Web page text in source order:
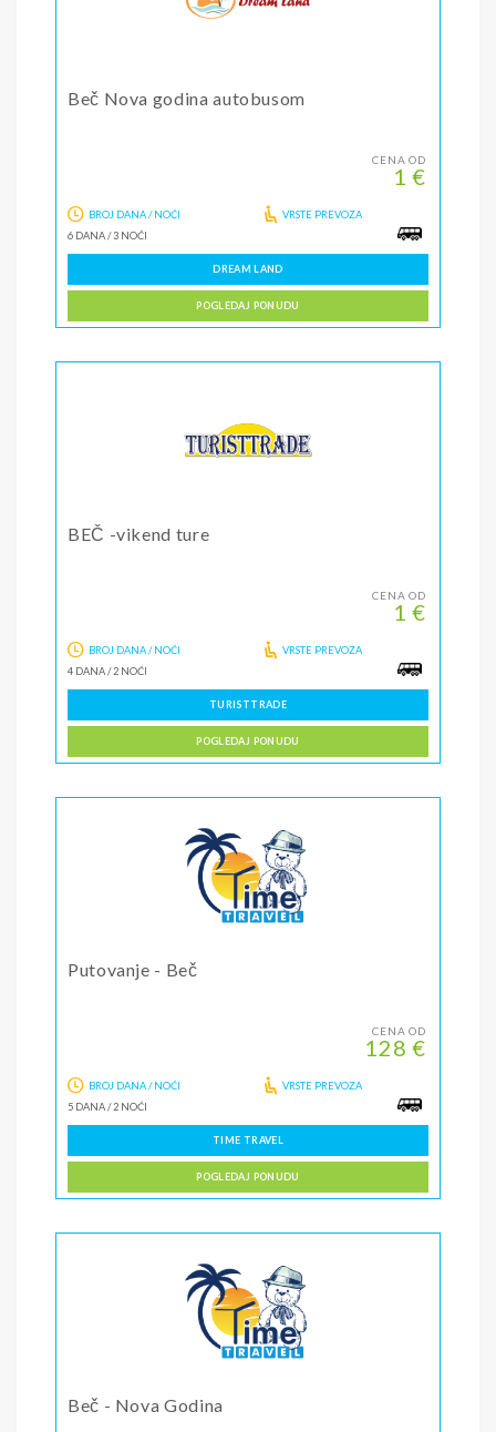
Beč Nova godina autobusom
CENA OD
1 €
BROJ DANA / NOĆI
6 DANA/3 NOĆI
VRSTE PREVOZA
DREAM LAND
POGLEDAJ PONUDU
BEČ -vikend ture
CENA OD
1 €
BROJ DANA / NOĆI
4 DANA/2 NOĆI
VRSTE PREVOZA
TURISTTRADE
POGLEDAJ PONUDU
Putovanje - Beč
CENA OD
128 €
BROJ DANA / NOĆI
5 DANA/2 NOĆI
VRSTE PREVOZA
TIME TRAVEL
POGLEDAJ PONUDU
Beč - Nova Godina